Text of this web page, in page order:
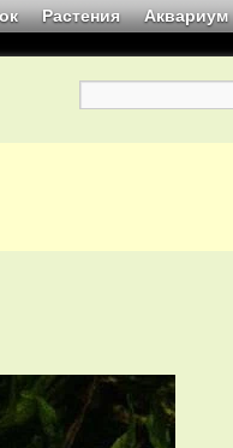
Растения Аквариум